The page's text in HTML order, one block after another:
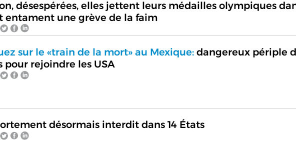
désespérées, elles jettent leurs médailles olympiques
entament une grève de la faim
sur le «train de la mort» au Mexique:dangereux périple
pour rejoindre les USA
désormais interdit dans 14 États